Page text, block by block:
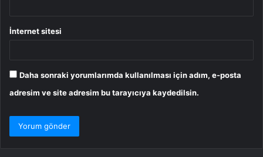
İnternet sitesi
Daha sonraki yorumlarımda kullanılması için adım, e-posta
adresim ve site adresim bu tarayıcıya kaydedilsin.